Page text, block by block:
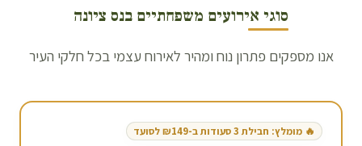
סוגי אירועים משפחתיים בנס ציונה
אנו מספקים פתרון נוח ומהיר לאירוח עצמי בכל חלקי העיר
🔥 מומלץ: חבילת 3 סעודות ב-₪149 לסועד